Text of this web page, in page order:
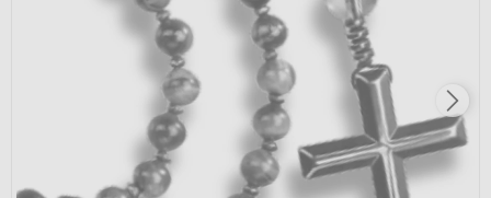
Wybierz coś dla siebie z naszej aktualnej oferty lub
zaloguj się, aby przywrócić dodane produkty do listy
z poprzedniej sesji.